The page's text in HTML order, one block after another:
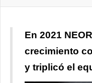
En 2021
crecimiento
y triplicó el